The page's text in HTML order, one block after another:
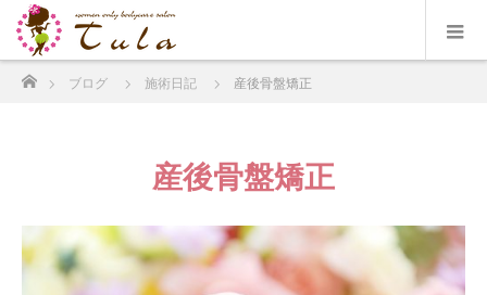
ブログ 施術日記 産後骨盤矯正
産後骨盤矯正